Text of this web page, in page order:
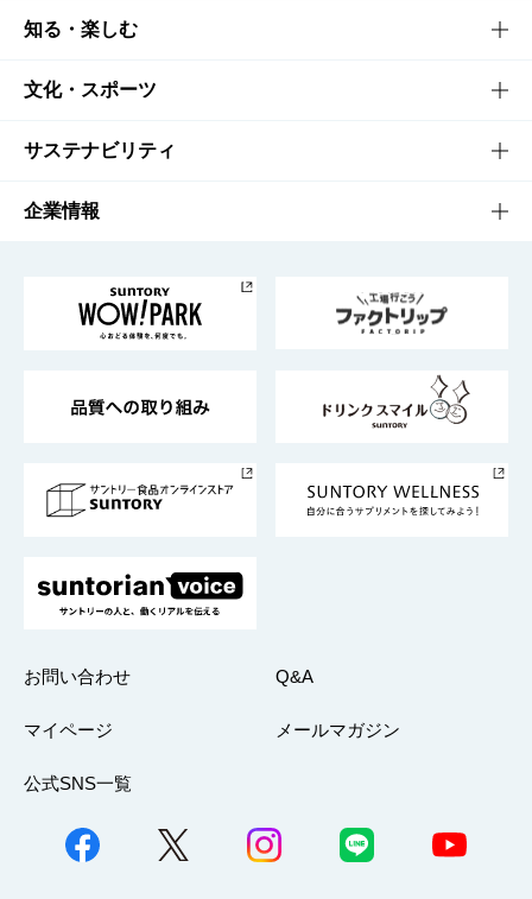
商品TOP
商品一覧
商品発売情報
栄養成分一覧
知る・楽しむ
知る・楽しむTOP
キャンペーン
工場見学
地域情報
文化・スポーツ
文化・スポーツTOP
サントリーホール
サントリーサンバーズ大阪
サステナビリティ
サステナビリティTOP
サントリーが考えるサステナビリティ経営
企業情報
企業概要
採用情報
お問い合わせ Q&A
マイページ メールマガジン
公式SNS一覧